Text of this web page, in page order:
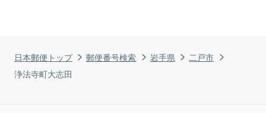
日本郵便トップ 郵便番号検索 岩手県
二戸市
浄法寺町大志田